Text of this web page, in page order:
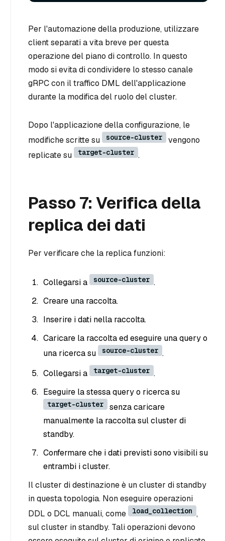
Per l'automazione della produzione, utilizzare
client separati a vita breve per questa
operazione del piano di controllo. In questo
modo si evita di condividere lo stesso canale
gRPC con il traffico DML dell'applicazione
durante la modifica del ruolo del cluster.
Dopo l'applicazione della configurazione, le
modifiche scritte su
source-cluster
vengono
replicate su
target-cluster .
Passo 7: Verifica della
replica dei dati
Per verificare che la replica funzioni:
Collegarsi a source-cluster .
Creare una raccolta.
Inserire i dati nella raccolta.
Caricare la raccolta ed eseguire una query o
una ricerca su
source-cluster .
Collegarsi a
target-cluster .
Eseguire la stessa query o ricerca su
target-cluster
senza caricare
manualmente la raccolta sul cluster di
standby.
Confermare che i dati previsti sono visibili su
entrambi i cluster.
Il cluster di destinazione è un cluster di standby
in questa topologia. Non eseguire operazioni
DDL o DCL manuali, come
load_collection ,
sul cluster in standby. Tali operazioni devono